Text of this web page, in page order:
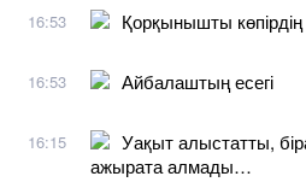
16:53 Қорқынышты
16:53 Айбалаштың есегі
16:15
Уақыт алыстатты,
ажырата алмады…